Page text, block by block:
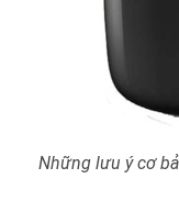
Những lưu ý cơ